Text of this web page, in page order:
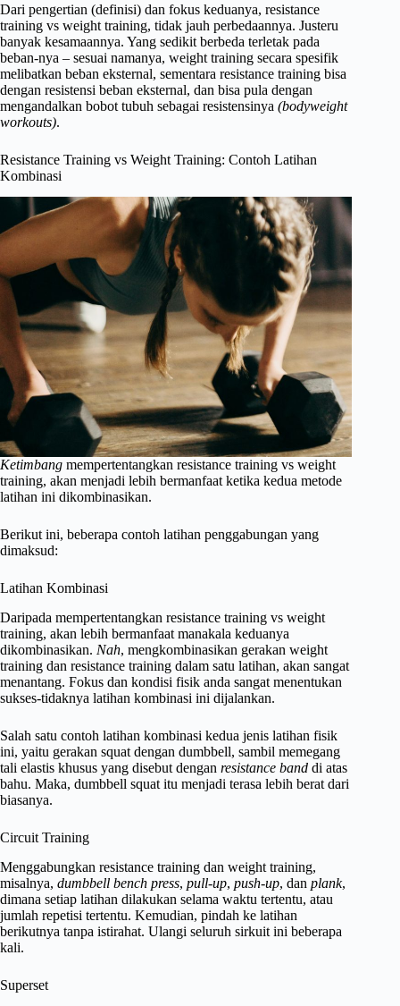
Dari pengertian (definisi) dan fokus keduanya, resistance
training vs weight training, tidak jauh perbedaannya. Justeru
banyak kesamaannya. Yang sedikit berbeda terletak pada
beban-nya – sesuai namanya, weight training secara spesifik
melibatkan beban eksternal, sementara resistance training bisa
dengan resistensi beban eksternal, dan bisa pula dengan
mengandalkan bobot tubuh sebagai resistensinya (bodyweight
workouts).
Resistance Training vs Weight Training: Contoh Latihan
Kombinasi
Ketimbang mempertentangkan resistance training vs weight
training, akan menjadi lebih bermanfaat ketika kedua metode
latihan ini dikombinasikan.
Berikut ini, beberapa contoh latihan penggabungan yang
dimaksud:
Latihan Kombinasi
Daripada mempertentangkan resistance training vs weight
training, akan lebih bermanfaat manakala keduanya
dikombinasikan. Nah, mengkombinasikan gerakan weight
training dan resistance training dalam satu latihan, akan sangat
menantang. Fokus dan kondisi fisik anda sangat menentukan
sukses-tidaknya latihan kombinasi ini dijalankan.
Salah satu contoh latihan kombinasi kedua jenis latihan fisik
ini, yaitu gerakan squat dengan dumbbell, sambil memegang
tali elastis khusus yang disebut dengan resistance band di atas
bahu. Maka, dumbbell squat itu menjadi terasa lebih berat dari
biasanya.
Circuit Training
Menggabungkan resistance training dan weight training,
misalnya, dumbbell bench press, pull-up, push-up, dan plank,
dimana setiap latihan dilakukan selama waktu tertentu, atau
jumlah repetisi tertentu. Kemudian, pindah ke latihan
berikutnya tanpa istirahat. Ulangi seluruh sirkuit ini beberapa
kali.
Superset